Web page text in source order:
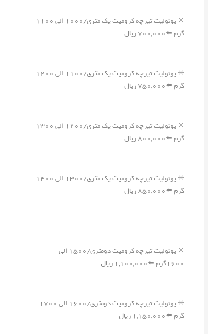
✳️ یونولیت تیرچه کرومیت یک متری/۱۰۰۰ الی ۱۱۰۰
گرم ⬅️۷۰۰,۰۰۰ ریال
✳️ یونولیت تیرچه کرومیت یک متری/۱۱۰۰ الی ۱۲۰۰
گرم ⬅️۷۵۰,۰۰۰ ریال
✳️ یونولیت تیرچه کرومیت یک متری/۱۲۰۰ الی ۱۳۰۰
گرم ⬅️۸۰۰,۰۰۰ ریال
✳️ یونولیت تیرچه کرومیت یک متری/۱۳۰۰ الی ۱۴۰۰
گرم ⬅️۸۵۰,۰۰۰ ریال
✳️ یونولیت تیرچه کرومیت دومتری/۱۵۰۰ الی
۱۶۰۰گرم ⬅️۱,۱۰۰,۰۰۰ ریال
✳️ یونولیت تیرچه کرومیت دومتری/۱۶۰۰ الی ۱۷۰۰
گرم ⬅️۱,۱۵۰,۰۰۰ ریال